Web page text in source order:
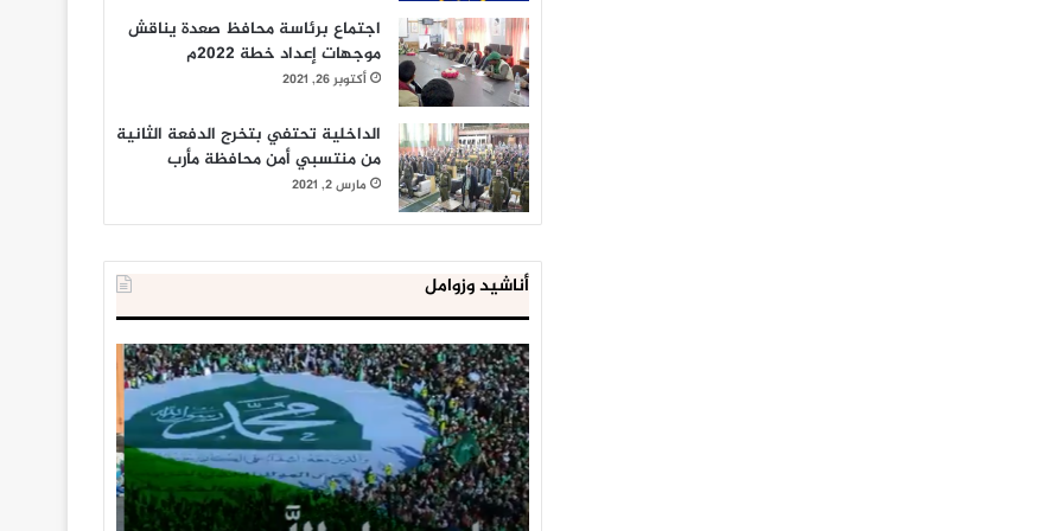
اجتماع برئاسة محافظ صعدة يناقش
موجهات إعداد خطة 2022م
أكتوبر 26, 2021
الداخلية تحتفي بتخرج الدفعة الثانية
من منتسبي أمن محافظة مأرب
مارس 2, 2021
أناشيد وزوامل
العدو
الإسرائيلي
اعتقل
543
طفلا
فلسطينيا
خلال
يناير 31, 2021
إحباط
‘مخطط
كبير’
للإخوان